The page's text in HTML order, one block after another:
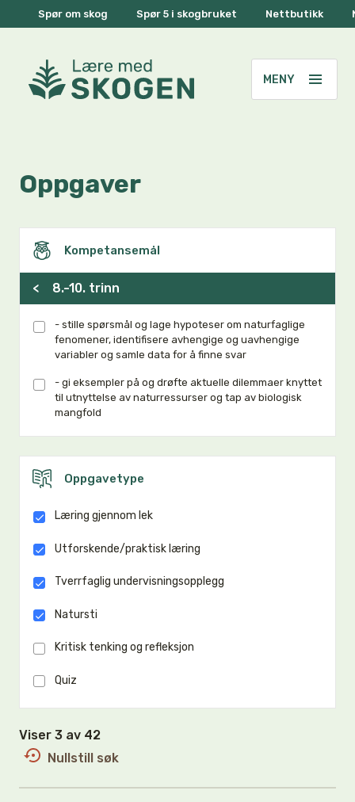
Spør om skog Spør 5 i skogbruket Nettbutikk
Oppgaver
Kompetansemål
< 8.-10. trinn
- stille spørsmål og lage hypoteser om naturfaglige
fenomener, identifisere avhengige og uavhengige
variabler og samle data for å finne svar
- gi eksempler på og drøfte aktuelle dilemmaer knyttet
til utnyttelse av naturressurser og tap av biologisk
mangfold
Oppgavetype
Læring gjennom lek
Utforskende/praktisk læring
Tverrfaglig undervisningsopplegg
Natursti
Kritisk tenking og refleksjon
Quiz
Viser 3 av 42
Nullstill søk